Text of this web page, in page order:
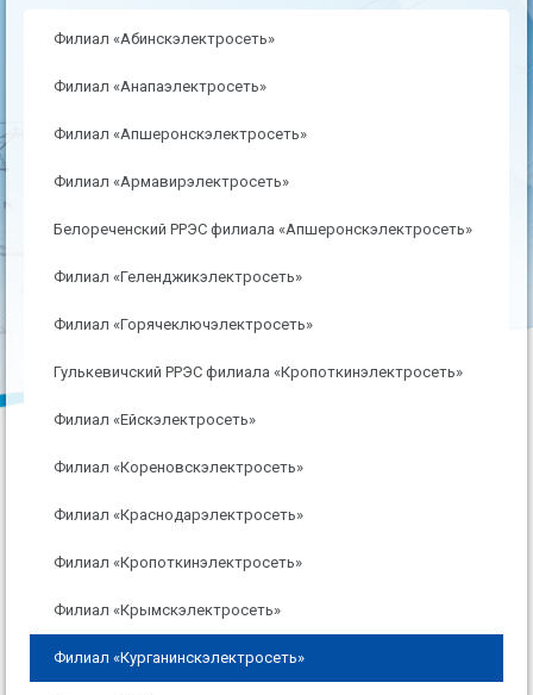
Филиал «Абинскэлектросеть»
Филиал «Анапаэлектросеть»
Филиал «Апшеронскэлектросеть»
Филиал «Армавирэлектросеть»
Белореченский РРЭС филиала «Апшеронскэлектросеть»
Филиал «Геленджикэлектросеть»
Филиал «Горячеключэлектросеть»
Гулькевичский РРЭС филиала «Кропоткинэлектросеть»
Филиал «Ейскэлектросеть»
Филиал «Кореновскэлектросеть»
Филиал «Краснодарэлектросеть»
Филиал «Кропоткинэлектросеть»
Филиал «Крымскэлектросеть»
Филиал «Курганинскэлектросеть»